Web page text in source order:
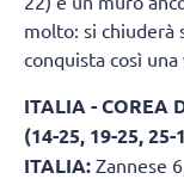
molto: si chiuderà
conquista così
ITALIA - COREA
(14-25, 19-25, 25-
ITALIA: Zannese